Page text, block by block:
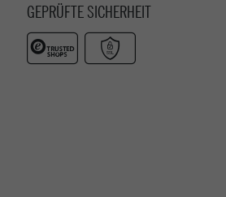
GEPRÜFTE SICHERHEIT